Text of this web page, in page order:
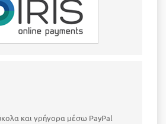
και γρήγορα μέσω PayPal